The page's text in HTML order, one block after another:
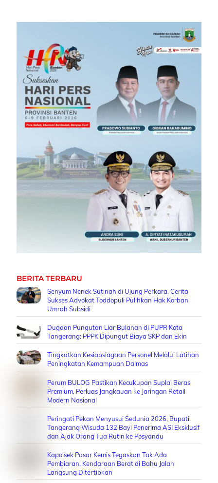
BERITA TERBARU
Senyum Nenek Sutinah di Ujung Perkara, Cerita
Sukses Advokat Toddopuli Pulihkan Hak Korban
Umrah Subsidi
Dugaan Pungutan Liar Bulanan di PUPR Kota
Tangerang: PPPK Dipungut Biaya SKP dan Ekin
Tingkatkan Kesiapsiagaan Personel Melalui Latihan
Peningkatan Kemampuan Dalmas
Perum BULOG Pastikan Kecukupan Suplai Beras
Premium, Perluas Jangkauan ke Jaringan Retail
Modern Nasional
Peringati Pekan Menyusui Sedunia 2026, Bupati
Tangerang Wisuda 132 Bayi Penerima ASI Eksklusif
dan Ajak Orang Tua Rutin ke Posyandu
Kapolsek Pasar Kemis Tegaskan Tak Ada
Pembiaran, Kendaraan Berat di Bahu Jalan
Langsung Ditertibkan